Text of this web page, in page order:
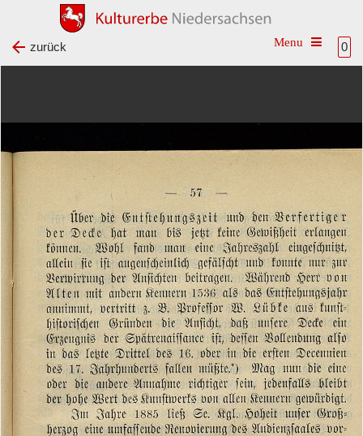
0
Toggle
zurück